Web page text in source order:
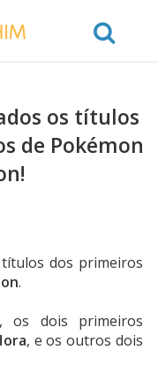
os títulos
de Pokémon
dos primeiros
.
os dois primeiros
, e os outros dois